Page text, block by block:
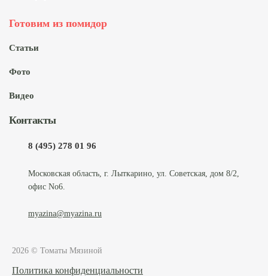
2026 © Томаты Мязиной
Политика конфиденциальности
Готовим из помидор
Статьи
Фото
Видео
Контакты
8 (495) 278 01 96
Московская область, г. Лыткарино, ул. Советская, дом 8/2,
офис No6.
myazina@myazina.ru